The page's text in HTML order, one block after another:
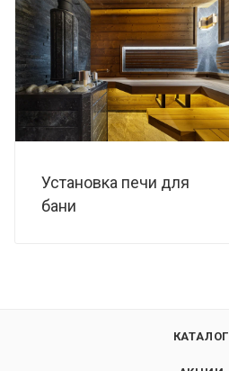
(Д*Ш*В) = 500*400*700 мм
Установка печи для
бани
КАТАЛОГ